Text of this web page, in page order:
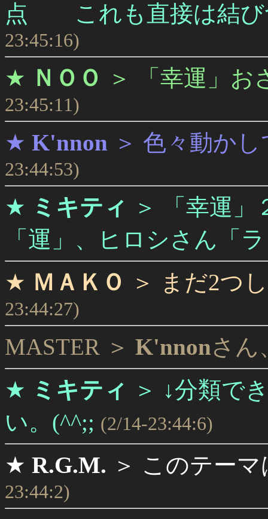
点 これも直接は結
23:45:16)
★ ＮＯＯ ＞ 「幸運」
23:45:11)
★ K'nnon ＞ 色々動か
23:44:53)
★ ミキティ ＞
「幸運
「運」、ヒロシさん「
★ ＭＡＫＯ ＞ まだ2つ
23:44:27)
MASTER ＞ K'nnonさん
★ ミキティ ＞ ↓分類で
い。(^^;; (2/14-23:44:6)
★ R.G.M. ＞ このテー
23:44:2)